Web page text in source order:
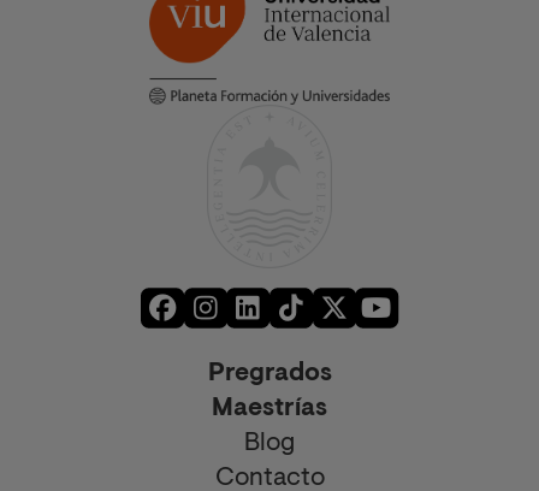
Pregrados
Maestrías
Blog
Contacto